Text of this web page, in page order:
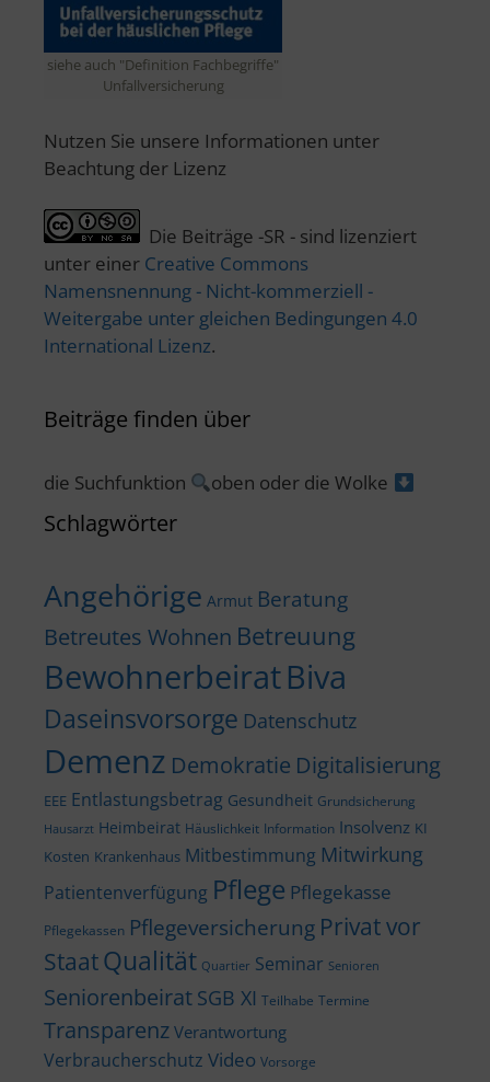
siehe auch "Definition Fachbegriffe"
Unfallversicherung
Nutzen Sie unsere Informationen unter
Beachtung der Lizenz
Die Beiträge -SR - sind lizenziert
unter einer Creative Commons
Namensnennung - Nicht-kommerziell -
Weitergabe unter gleichen Bedingungen 4.0
International Lizenz.
Beiträge finden über
die Suchfunktion oben oder die Wolke
Schlagwörter
Angehörige Armut Beratung
Betreutes Wohnen Betreuung
BewohnerbeiratBiva
Daseinsvorsorge Datenschutz
Demenz Demokratie Digitalisierung
EEE Entlastungsbetrag Gesundheit Grundsicherung
Hausarzt Heimbeirat Häuslichkeit Information Insolvenz KI
Kosten Krankenhaus Mitbestimmung Mitwirkung
Patientenverfügung Pflege Pflegekasse
Pflegekassen Pflegeversicherung Privat vor
StaatQualität Quartier Seminar Senioren
Seniorenbeirat SGB XI Teilhabe Termine
Transparenz Verantwortung
Verbraucherschutz Video Vorsorge